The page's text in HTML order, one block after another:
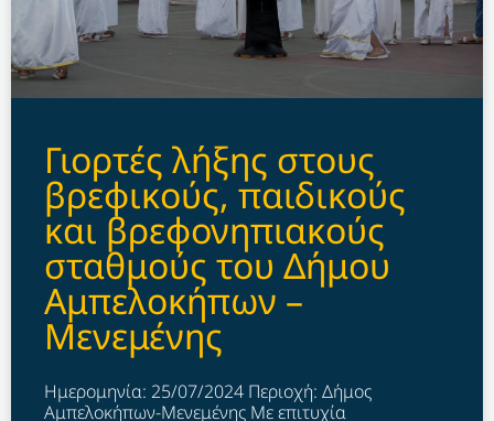
Γιορτές λήξης στους
βρεφικούς, παιδικούς
και βρεφονηπιακούς
σταθμούς του Δήμου
Αμπελοκήπων –
Μενεμένης
Ημερομηνία: 25/07/2024 Περιοχή: Δήμος
Αμπελοκήπων-Μενεμένης Με επιτυχία